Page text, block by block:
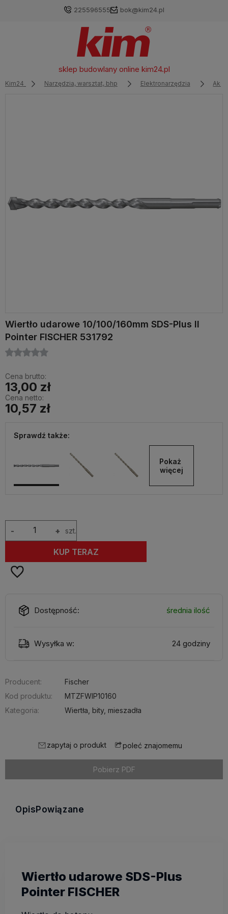
225596555 bok@kim24.pl
sklep budowlany online kim24.pl
Kim24 Narzędzia, warsztat, bhp Elektronarzędzia
Wiertło udarowe 10/100/160mm SDS-Plus II
Pointer FISCHER 531792
Cena brutto:
13,00 zł
Cena netto:
10,57 zł
Sprawdź także:
Pokaż
więcej
+
- szt.
KUP TERAZ
Dostępność: średnia ilość
Wysyłka w: 24 godziny
Producent:
Fischer
Kod produktu:
MTZFWIP10160
Kategoria:
Wiertła, bity, mieszadła
zapytaj o produkt poleć znajomemu
Pobierz PDF
Opis Powiązane
Wiertło udarowe SDS-Plus
Pointer FISCHER